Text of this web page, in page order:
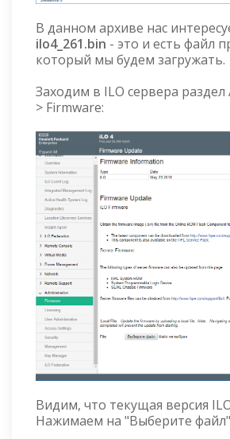
В данном архиве нас
ilo4_261.bin - это и есть файл
который мы будем загружать.
Заходим в ILO сервера
> Firmware:
Видим, что текущая версия
Нажимаем на "Выберите